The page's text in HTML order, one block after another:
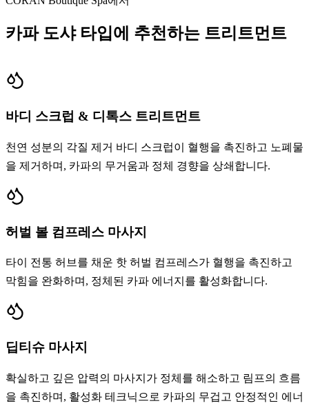
카파 도샤 타입에 추천하는 트리트먼트
바디 스크럽 & 디톡스 트리트먼트
천연 성분의 각질 제거 바디 스크럽이 혈행을 촉진하고 노폐물
을 제거하며, 카파의 무거움과 정체 경향을 상쇄합니다.
허벌 볼 컴프레스 마사지
타이 전통 허브를 채운 핫 허벌 컴프레스가 혈행을 촉진하고
막힘을 완화하며, 정체된 카파 에너지를 활성화합니다.
딥티슈 마사지
확실하고 깊은 압력의 마사지가 정체를 해소하고 림프의 흐름
을 촉진하며, 활성화 테크닉으로 카파의 무겁고 안정적인 에너